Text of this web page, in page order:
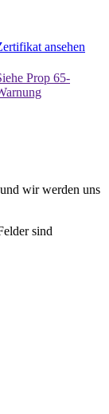
ansehen
Prop 65-
wir werden uns
sind